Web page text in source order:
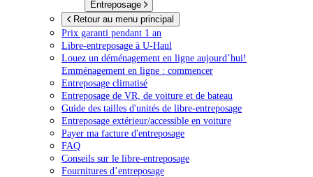
Entreposage
Retour au menu principal
Prix garanti pendant 1 an
Libre-entreposage à U-Haul
Louez un déménagement en ligne aujourd’hui!
Emménagement en ligne : commencer
Entreposage climatisé
Entreposage de VR, de voiture et de bateau
Guide des tailles d'unités de libre-entreposage
Entreposage extérieur/accessible en voiture
Payer ma facture d'entreposage
FAQ
Conseils sur le libre-entreposage
Fournitures d’entreposage